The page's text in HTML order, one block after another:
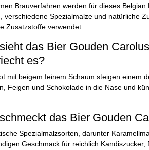
Brauverfahren werden für dieses
verschiedene Spezialmalze und natürliche
Zusatzstoffe verwendet.
das Bier Gouden
es?
mit beigem feinem Schaum steigen einem
Feigen und Schokolade in die Nase und
das Bier Gouden
Spezialmalzsorten, darunter
Geschmack für reichlich